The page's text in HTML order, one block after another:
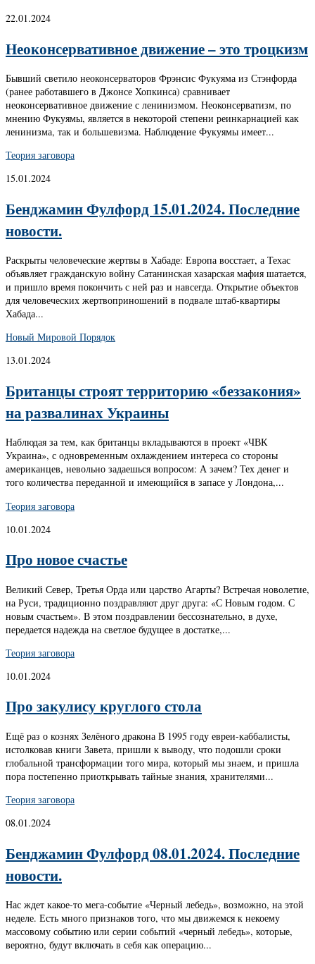
22.01.2024
Неоконсервативное движение – это троцкизм
Бывший светило неоконсерваторов Фрэнсис Фукуяма из Стэнфорда
(ранее работавшего в Джонсе Хопкинса) сравнивает
неоконсервативное движение с ленинизмом. Неоконсерватизм, по
мнению Фукуямы, является в некоторой степени реинкарнацией как
ленинизма, так и большевизма. Наблюдение Фукуямы имеет...
Теория заговора
15.01.2024
Бенджамин Фулфорд 15.01.2024. Последние
новости.
Раскрыты человеческие жертвы в Хабаде: Европа восстает, а Техас
объявляет гражданскую войну Сатанинская хазарская мафия шатается,
и пришло время покончить с ней раз и навсегда. Открытие объектов
для человеческих жертвоприношений в подвале штаб-квартиры
Хабада...
Новый Мировой Порядок
13.01.2024
Британцы строят территорию «беззакония»
на развалинах Украины
Наблюдая за тем, как британцы вкладываются в проект «ЧВК
Украина», с одновременным охлаждением интереса со стороны
американцев, невольно задаешься вопросом: А зачем? Тех денег и
того количества переданной и имеющийся в запасе у Лондона,...
Теория заговора
10.01.2024
Про новое счастье
Великий Север, Третья Орда или царство Агарты? Встречая новолетие,
на Руси, традиционно поздравляют друг друга: «С Новым годом. С
новым счастьем». В этом поздравлении бессознательно, в духе,
передается надежда на светлое будущее в достатке,...
Теория заговора
10.01.2024
Про закулису круглого стола
Ещё раз о кознях Зелёного дракона В 1995 году евреи-каббалисты,
истолковав книги Завета, пришли к выводу, что подошли сроки
глобальной трансформации того мира, который мы знаем, и пришла
пора постепенно приоткрывать тайные знания, хранителями...
Теория заговора
08.01.2024
Бенджамин Фулфорд 08.01.2024. Последние
новости.
Нас ждет какое-то мега-событие «Черный лебедь», возможно, на этой
неделе. Есть много признаков того, что мы движемся к некоему
массовому событию или серии событий «черный лебедь», которые,
вероятно, будут включать в себя как операцию...